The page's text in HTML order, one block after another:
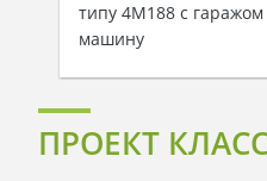
типу 4M188 с
машину
ПРОЕКТ